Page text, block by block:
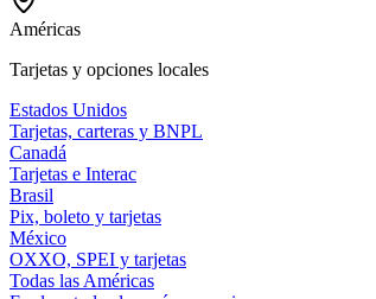
Américas
Tarjetas y opciones locales
Estados Unidos
Tarjetas, carteras y BNPL
Canadá
Tarjetas e Interac
Brasil
Pix, boleto y tarjetas
México
OXXO, SPEI y tarjetas
Todas las Américas